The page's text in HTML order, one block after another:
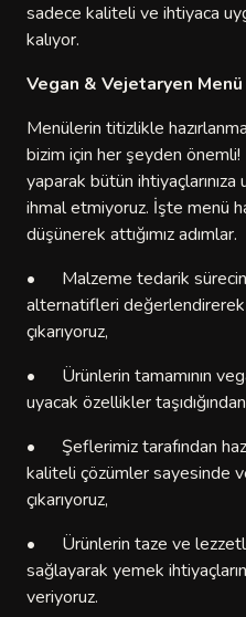
sadece kaliteli ve ihtiyaca
kalıyor.
Vegan & Vejetaryen Menü
Menülerin titizlikle
bizim için her şeyden
yaparak bütün
ihmal etmiyoruz. İşte menü
düşünerek attığımız adımlar.
•
Malzeme tedarik
alternatifleri
çıkarıyoruz,
•
Ürünlerin tamamının
uyacak özellikler
•
Şeflerimiz tarafından
kaliteli çözümler sayesinde
çıkarıyoruz,
•
Ürünlerin taze ve
sağlayarak yemek
veriyoruz.